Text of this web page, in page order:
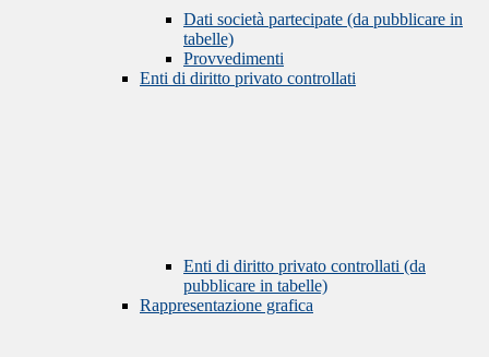
Dati società partecipate (da pubblicare in
tabelle)
Provvedimenti
Enti di diritto privato controllati
Enti di diritto privato controllati (da
pubblicare in tabelle)
Rappresentazione grafica